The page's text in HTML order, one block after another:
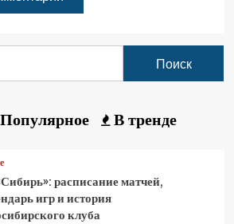
В тренде
расписание матчей,
игр и история
клуба